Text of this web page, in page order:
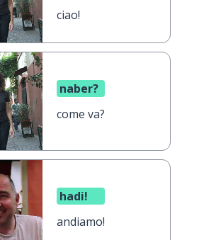
ciao!
naber?
come va?
hadi!
andiamo!